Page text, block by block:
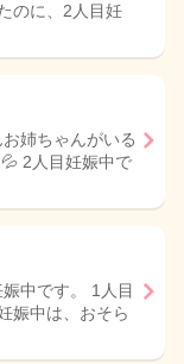
のに、2人目妊
姉ちゃんがいる
2人目妊娠中で
中です。 1人目
娠中は、おそら